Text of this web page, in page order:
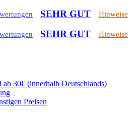
SEHR GUT Hinweise
SEHR GUT Hinweise
ab 30€ (innerhalb Deutschlands)
Preisen